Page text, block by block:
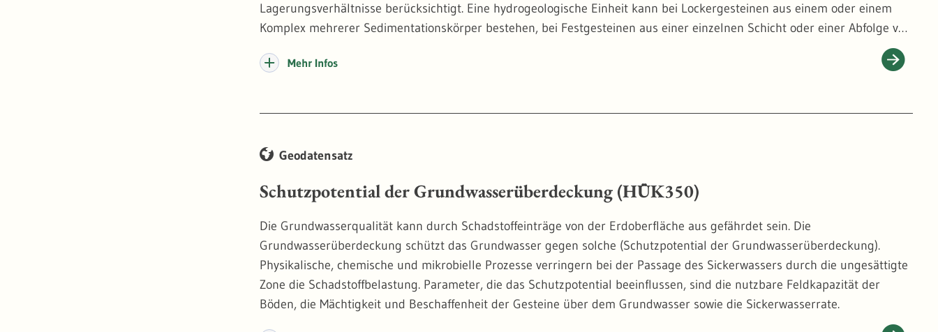
Lagerungsverhältnisse berücksichtigt. Eine hydrogeologische Einheit kann bei Lockergesteinen aus einem oder einem
Komplex mehrerer Sedimentationskörper bestehen, bei Festgesteinen aus einer einzelnen Schicht oder einer Abfolge von
Mehr Infos
Geodatensatz
Schutzpotential der Grundwasserüberdeckung (HÜK350)
Die Grundwasserqualität kann durch Schadstoffeinträge von der Erdoberfläche aus gefährdet sein. Die
Grundwasserüberdeckung schützt das Grundwasser gegen solche (Schutzpotential der Grundwasserüberdeckung).
Physikalische, chemische und mikrobielle Prozesse verringern bei der Passage des Sickerwassers durch die ungesättigte
Zone die Schadstoffbelastung. Parameter, die das Schutzpotential beeinflussen, sind die nutzbare Feldkapazität der
Böden, die Mächtigkeit und Beschaffenheit der Gesteine über dem Grundwasser sowie die Sickerwasserrate.